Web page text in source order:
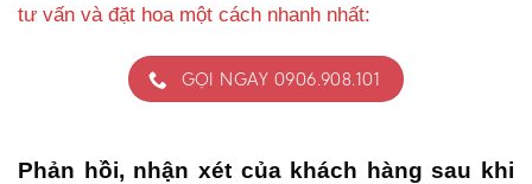
tư vấn và đặt hoa một cách nhanh nhất:
GỌI NGAY 0906.908.101
Phản hồi, nhận xét của khách hàng sau khi